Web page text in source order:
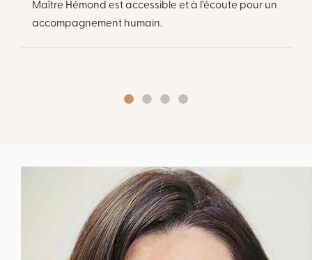
Maître Hémond est accessible et à l’écoute pour un
accompagnement humain.